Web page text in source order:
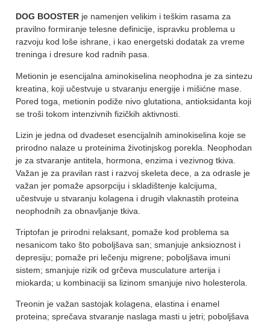
DOG BOOSTER je namenjen velikim i teškim rasama za
pravilno formiranje telesne definicije, ispravku problema u
razvoju kod loše ishrane, i kao energetski dodatak za vreme
treninga i dresure kod radnih pasa.
Metionin je esencijalna aminokiselina neophodna je za sintezu
kreatina, koji učestvuje u stvaranju energije i mišićne mase.
Pored toga, metionin podiže nivo glutationa, antioksidanta koji
se troši tokom intenzivnih fizičkih aktivnosti.
Lizin je jedna od dvadeset esencijalnih aminokiselina koje se
prirodno nalaze u proteinima životinjskog porekla. Neophodan
je za stvaranje antitela, hormona, enzima i vezivnog tkiva.
Važan je za pravilan rast i razvoj skeleta dece, a za odrasle je
važan jer pomaže apsorpciju i skladištenje kalcijuma,
učestvuje u stvaranju kolagena i drugih vlaknastih proteina
neophodnih za obnavljanje tkiva.
Triptofan je prirodni relaksant, pomaže kod problema sa
nesanicom tako što poboljšava san; smanjuje anksioznost i
depresiju; pomaže pri lečenju migrene; poboljšava imuni
sistem; smanjuje rizik od grčeva musculature arterija i
miokarda; u kombinaciji sa lizinom smanjuje nivo holesterola.
Treonin je važan sastojak kolagena, elastina i enamel
proteina; sprečava stvaranje naslaga masti u jetri; poboljšava